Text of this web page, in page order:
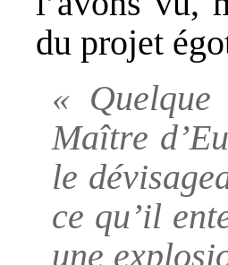
du projet
«
Maître
le
ce qu’il
une